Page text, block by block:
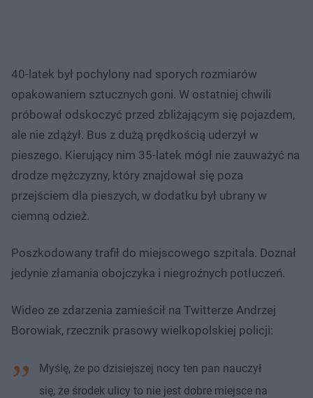
40-latek był pochylony nad sporych rozmiarów
opakowaniem sztucznych goni. W ostatniej chwili
próbował odskoczyć przed zbliżającym się pojazdem,
ale nie zdążył. Bus z dużą prędkością uderzył w
pieszego. Kierujący nim 35-latek mógł nie zauważyć na
drodze mężczyzny, który znajdował się poza
przejściem dla pieszych, w dodatku był ubrany w
ciemną odzież.
Poszkodowany trafił do miejscowego szpitala. Doznał
jedynie złamania obojczyka i niegroźnych potłuczeń.
Wideo ze zdarzenia zamieścił na Twitterze Andrzej
Borowiak, rzecznik prasowy wielkopolskiej policji:
Myślę, że po dzisiejszej nocy ten pan nauczył
się, że środek ulicy to nie jest dobre miejsce na